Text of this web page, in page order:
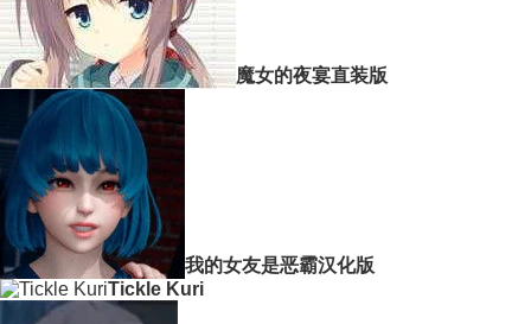
魔女的夜宴直装版
我的女友是恶霸汉化版
Tickle Kuri